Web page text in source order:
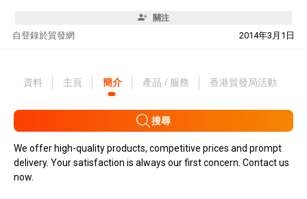
關注
自 2014年3月1日
登錄於貿發網
資料 主頁 簡介 產品 / 服務 香港貿發局活動
搜尋
We offer high-quality products, competitive prices and prompt
delivery. Your satisfaction is always our first concern. Contact us
now.